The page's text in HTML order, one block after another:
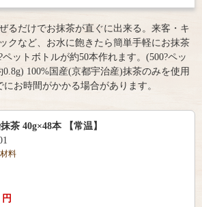
るだけでお抹茶が直ぐに出来る。来客・キ
クなど、お水に飽きたら簡単手軽にお抹茶
ットボトルが約50本作れます。(500?ペッ
0.8g) 100%国産(京都宇治産)抹茶のみを使用
お時間がかかる場合があります。
茶 40g×48本 【常温】
料
円